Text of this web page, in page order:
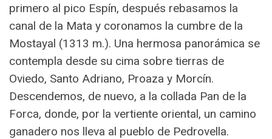
primero al pico Espín, después rebasamos la
canal de la Mata y coronamos la cumbre de la
Mostayal (1313 m.). Una hermosa panorámica se
contempla desde su cima sobre tierras de
Oviedo, Santo Adriano, Proaza y Morcín.
Descendemos, de nuevo, a la collada Pan de la
Forca, donde, por la vertiente oriental, un camino
ganadero nos lleva al pueblo de Pedrovella.